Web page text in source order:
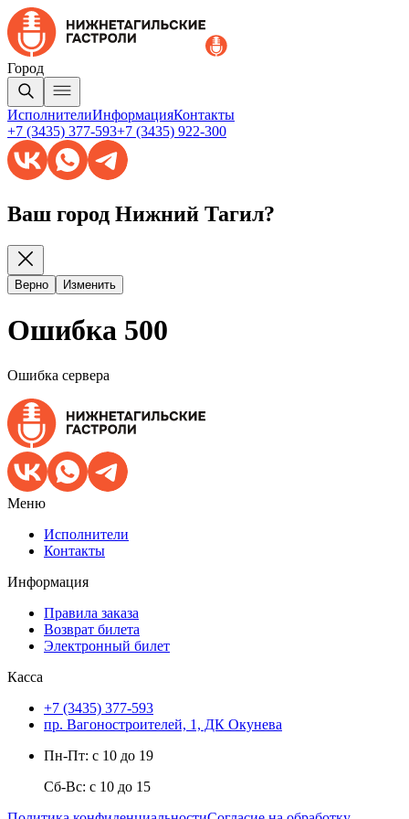
Город
ИсполнителиИнформацияКонтакты
+7 (3435) 377-593+7 (3435) 922-300
Ваш город Нижний Тагил?
Верно Изменить
Ошибка 500
Ошибка сервера
Меню
Исполнители
Контакты
Информация
Правила заказа
Возврат билета
Электронный билет
Касса
+7 (3435) 377-593
пр. Вагоностроителей, 1, ДК Окунева
Пн-Пт: с 10 до 19
Сб-Вс: с 10 до 15